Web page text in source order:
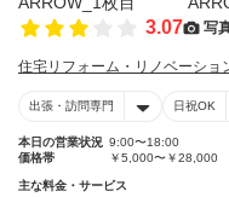
3.07 写
住宅リフォーム・リノベーショ
出張・訪問専門 日祝OK
本日の営業状況 9:00〜18:00
価格帯
￥5,000〜￥28,000
主な料金・サービス